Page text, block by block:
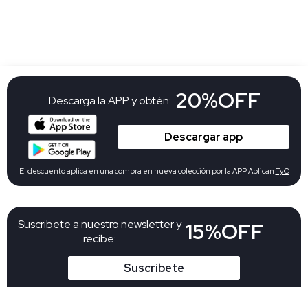
Suscribete a nuestro newsletter y
recibe:
15%OFF
Suscribete
Descarga la APP y obtén: 20%OFF
Descargar app
El descuento aplica en una compra en nueva colección por la APP Aplican TyC